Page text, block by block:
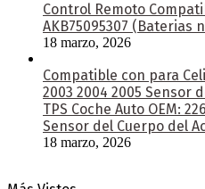
Control Remoto
AKB75095307 (Baterias
18 marzo, 2026
Compatible con para
2003 2004 2005 Sensor
TPS Coche Auto OEM:
Sensor del Cuerpo del
18 marzo, 2026